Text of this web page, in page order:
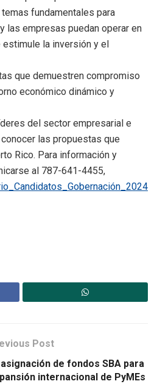
fundamentales para
las empresas puedan operar en
la inversión y el
que demuestren compromiso
económico dinámico y
del sector empresarial e
las propuestas que
Rico. Para información y
al 787-641-4455,
Candidatos_Gobernación_2024
Post
de fondos SBA para
internacional de PyMEs